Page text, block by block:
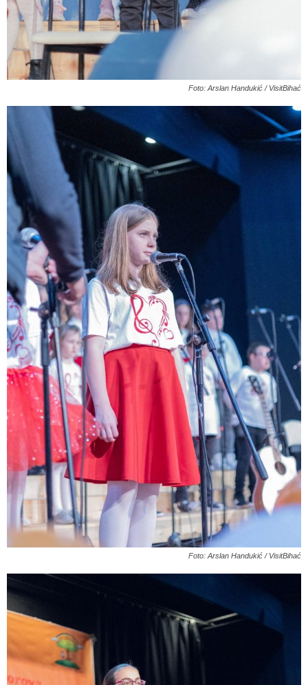
Foto: Arslan Handukić / VisitBihać
Foto: Arslan Handukić / VisitBihać